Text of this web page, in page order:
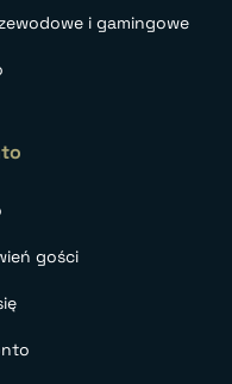
i gamingowe
gości